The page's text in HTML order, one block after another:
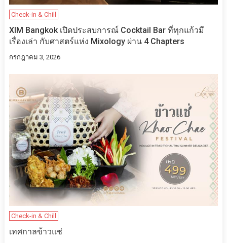
Check-in & Chill
XIM Bangkok เปิดประสบการณ์ Cocktail Bar ที่ทุกแก้วมี
เรื่องเล่า กับศาสตร์แห่ง Mixology ผ่าน 4 Chapters
กรกฎาคม 3, 2026
Check-in & Chill
เทศกาลข้าวแช่